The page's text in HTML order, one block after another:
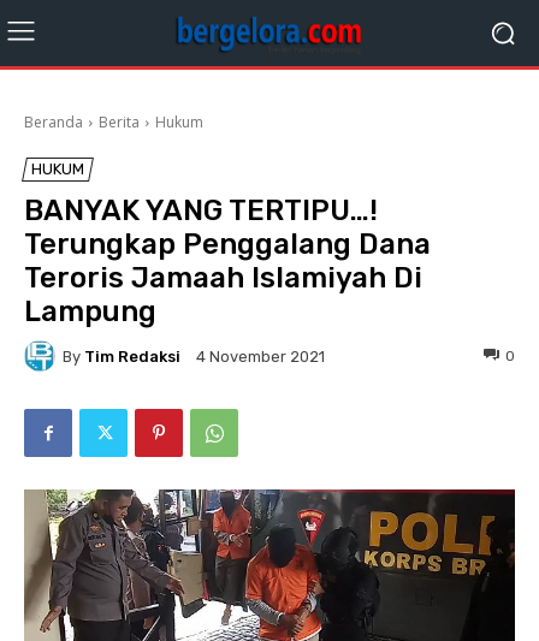
Beranda Berita Hukum
HUKUM
BANYAK YANG TERTIPU…!
Terungkap Penggalang Dana
Teroris Jamaah Islamiyah Di
Lampung
By Tim Redaksi 4 November 2021 0